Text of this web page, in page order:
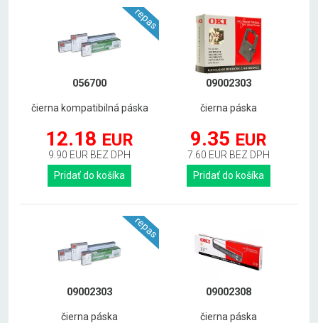
repas
056700
čierna kompatibilná páska
12.18 EUR
9.90 EUR BEZ DPH
Pridať do košíka
09002303
čierna páska
9.35 EUR
7.60 EUR BEZ DPH
Pridať do košíka
repas
09002303
čierna páska
09002308
čierna páska